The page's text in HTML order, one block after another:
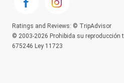
Ratings and Reviews: © TripAdvisor
© 2003-2026 Prohibida su reproducción
675246 Ley 11723